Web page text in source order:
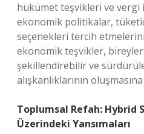
hükümet teşvikleri ve
ekonomik politikalar,
seçenekleri tercih
ekonomik teşvikler,
şekillendirebilir ve
alışkanlıklarının
Toplumsal Refah: Hybrid
Üzerindeki Yansımaları